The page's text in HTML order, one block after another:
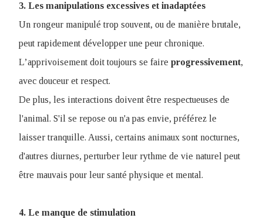
3. Les manipulations excessives et inadaptées
Un rongeur manipulé trop souvent, ou de manière brutale,
peut rapidement développer une peur chronique.
L’apprivoisement doit toujours se faire progressivement,
avec douceur et respect.
De plus, les interactions doivent être respectueuses de
l'animal. S'il se repose ou n'a pas envie, préférez le
laisser tranquille. Aussi, certains animaux sont nocturnes,
d'autres diurnes, perturber leur rythme de vie naturel peut
être mauvais pour leur santé physique et mental.
4. Le manque de stimulation